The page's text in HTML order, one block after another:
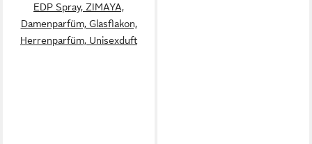
EDP Spray, ZIMAYA,
Damenparfüm, Glasflakon,
Herrenparfüm, Unisexduft